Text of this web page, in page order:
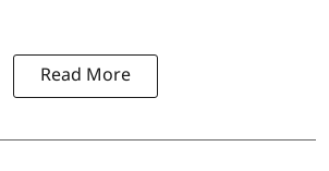
Read More